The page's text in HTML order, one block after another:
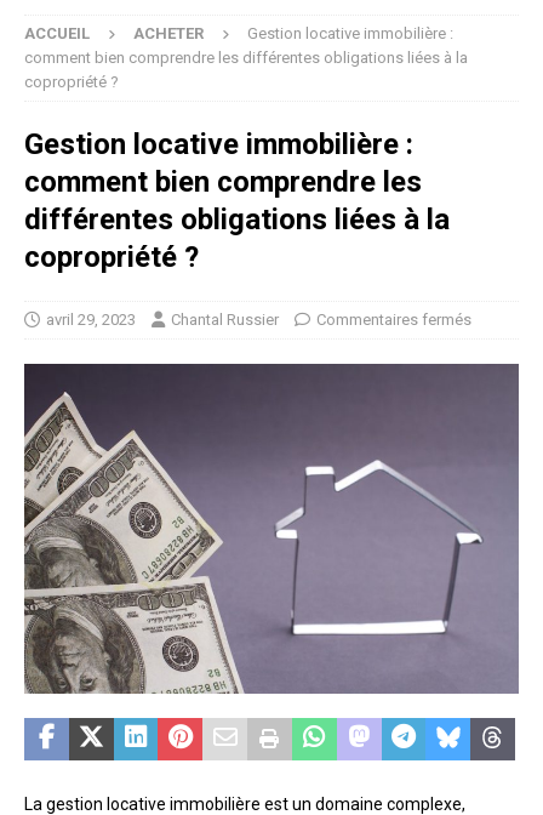
ACCUEIL ACHETER
Gestion locative immobilière :
comment bien comprendre les différentes obligations liées à la
copropriété ?
Gestion locative immobilière :
comment bien comprendre les
différentes obligations liées à la
copropriété ?
avril 29, 2023 Chantal Russier Commentaires fermés
La gestion locative immobilière est un domaine complexe,